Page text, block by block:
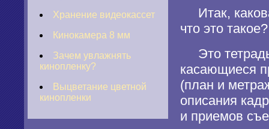
Хранение видеокассет
Кинокамера 8 мм
Зачем увлажнять
кинопленку?
Выцветание цветной
кинопленки
Итак,
что это такое?
Это
касающиеся
(план и
описания
и приемов